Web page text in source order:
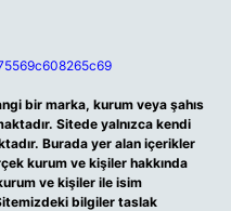
bir marka, kurum veya şahıs
Sitede yalnızca kendi
Burada yer alan içerikler
kurum ve kişiler hakkında
ve kişiler ile isim
bilgiler taslak